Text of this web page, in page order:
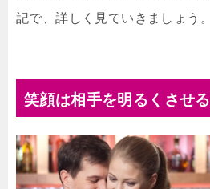
記で、詳しく見ていきましょう。
笑顔は相手を明るくさせる